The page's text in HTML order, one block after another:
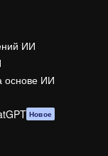
ИИ
основе ИИ
Новое